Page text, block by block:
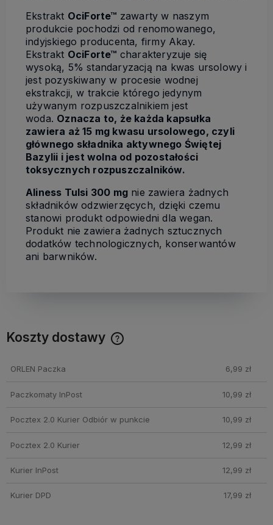
Ekstrakt OciForte™ zawarty w naszym
produkcie pochodzi od renomowanego,
indyjskiego producenta, firmy Akay.
Ekstrakt OciForte™ charakteryzuje się
wysoką, 5% standaryzacją na kwas ursolowy i
jest pozyskiwany w procesie wodnej
ekstrakcji, w trakcie którego jedynym
używanym rozpuszczalnikiem jest
woda. Oznacza to, że każda kapsułka
zawiera aż 15 mg kwasu ursolowego, czyli
głównego składnika aktywnego Świętej
Bazylii i jest wolna od pozostałości
toksycznych rozpuszczalników.
Aliness Tulsi 300 mg nie zawiera żadnych
składników odzwierzęcych, dzięki czemu
stanowi produkt odpowiedni dla wegan.
Produkt nie zawiera żadnych sztucznych
dodatków technologicznych, konserwantów
ani barwników.
Koszty dostawy
ORLEN Paczka 6,99 zł
Paczkomaty InPost 10,99 zł
Pocztex 2.0 Kurier Odbiór w punkcie 10,99 zł
Pocztex 2.0 Kurier 12,99 zł
Kurier InPost 12,99 zł
Kurier DPD 17,99 zł